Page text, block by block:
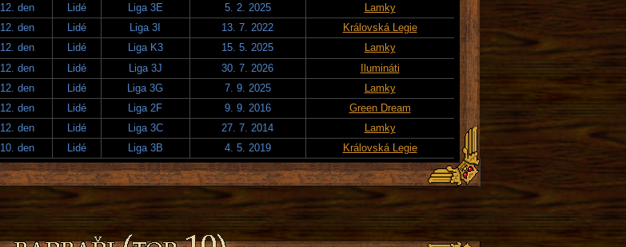
12. den Lidé Liga 3E 5. 2. 2025
Lamky
12. den Lidé Liga 3I 13. 7. 2022
Královská Legie
12. den Lidé Liga K3 15. 5. 2025
Lamky
12. den Lidé Liga 3J 30. 7. 2026
Ilumináti
12. den Lidé Liga 3G 7. 9. 2025
Lamky
12. den Lidé Liga 2F 9. 9. 2016
Green Dream
12. den Lidé Liga 3C 27. 7. 2014
Lamky
10. den Lidé Liga 3B 4. 5. 2019 Královská Legie